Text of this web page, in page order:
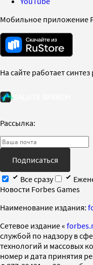
Мобильное приложение
На сайте работает синтез
Рассылка:
Подписаться
Все сразу
Новости Forbes Games
Наименование издания:
Cетевое издание «
службой по надзору в
технологий и массовых
номер и дата принятия